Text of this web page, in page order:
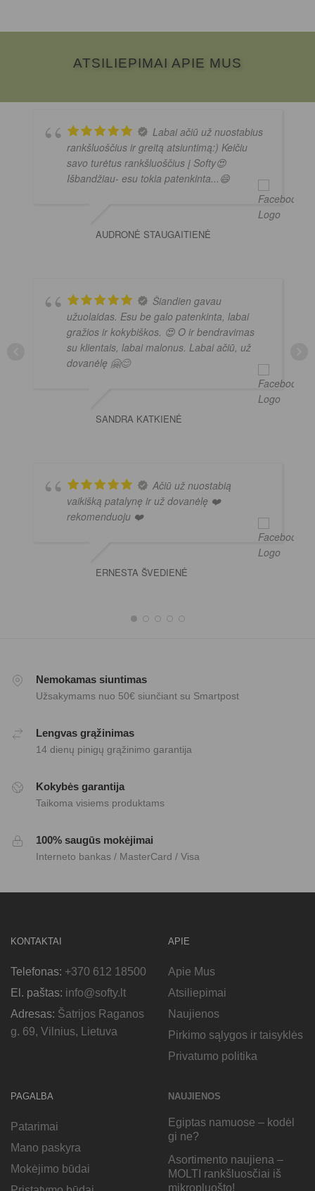
ATSILIEPIMAI APIE MUS
Labai ačiū už nuostabius
rankšluoščius ir greitą atsiuntimą:) Keičiu
savo turėtus rankšluoščius į Softy😍
Išbandžiau- esu tokia patenkinta...😄
AUDRONĖ STAUGAITIENĖ
Šiandien gavau
užuolaidas. Esu be galo patenkinta, labai
gražios ir kokybiškos. 😍 O ir bendravimas
su klientais, labai malonus. Labai ačiū, už
dovanėlę 🤗😊
SANDRA KATKIENĖ
Ačiū už nuostabią
vaikišką patalynę ir už dovanėlę ❤️
rekomenduoju ❤️
ERNESTA ŠVEDIENĖ
Nemokamas siuntimas
Užsakymams nuo 50€ siunčiant su Smartpost
Lengvas grąžinimas
14 dienų pinigų grąžinimo garantija
Kokybės garantija
Taikoma visiems produktams
100% saugūs mokėjimai
Interneto bankas / MasterCard / Visa
KONTAKTAI
Telefonas: +370 612 18500
El. paštas: info@softy.lt
Adresas: Šatrijos Raganos
g. 69, Vilnius, Lietuva
APIE
Apie Mus
Atsiliepimai
Naujienos
Pirkimo sąlygos ir taisyklės
Privatumo politika
PAGALBA
Patarimai
Mano paskyra
Mokėjimo būdai
NAUJIENOS
Egiptas namuose – kodėl
gi ne?
Asortimento naujiena –
MOLTI rankšluosčiai iš
mikropluošto!